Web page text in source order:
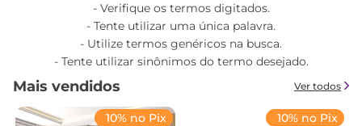
Verifique os termos digitados.
Tente utilizar uma única palavra.
Utilize termos genéricos na busca.
Tente utilizar sinônimos do termo desejado.
Mais vendidos Ver todos
10% no Pix 10% no Pix